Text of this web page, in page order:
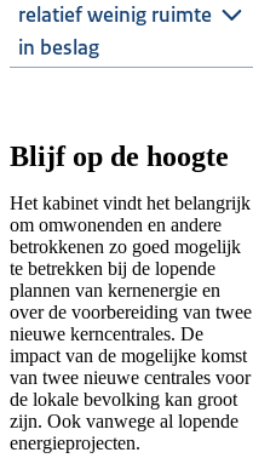
relatief weinig ruimte
in beslag
Blijf op de hoogte
Het kabinet vindt het belangrijk
om omwonenden en andere
betrokkenen zo goed mogelijk
te betrekken bij de lopende
plannen van kernenergie en
over de voorbereiding van twee
nieuwe kerncentrales. De
impact van de mogelijke komst
van twee nieuwe centrales voor
de lokale bevolking kan groot
zijn. Ook vanwege al lopende
energieprojecten.